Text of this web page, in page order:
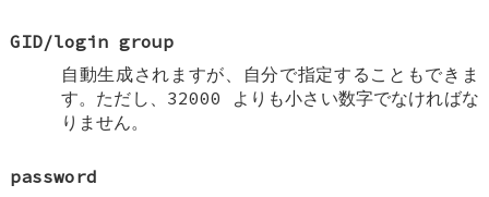
GID/login group
自動生成されますが、自分で指定することもできま
す。ただし、32000 よりも小さい数字でなければな
りません。
password